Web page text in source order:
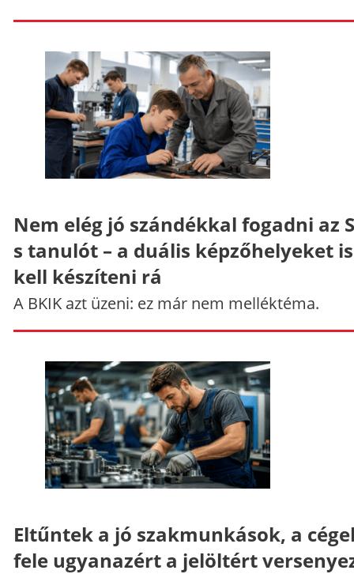
Nem elég jó szándékkal fogadni az
s tanulót – a duális képzőhelyeket
kell készíteni rá
A BKIK azt üzeni: ez már nem melléktéma.
Eltűntek a jó szakmunkások, a
fele ugyanazért a jelöltért